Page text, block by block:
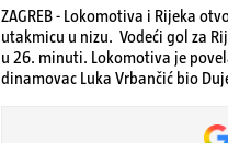
ZAGREB - Lokomotiva i Rijeka
utakmicu u nizu. Vodeći gol za
u 26. minuti. Lokomotiva je
dinamovac Luka Vrbančić bio